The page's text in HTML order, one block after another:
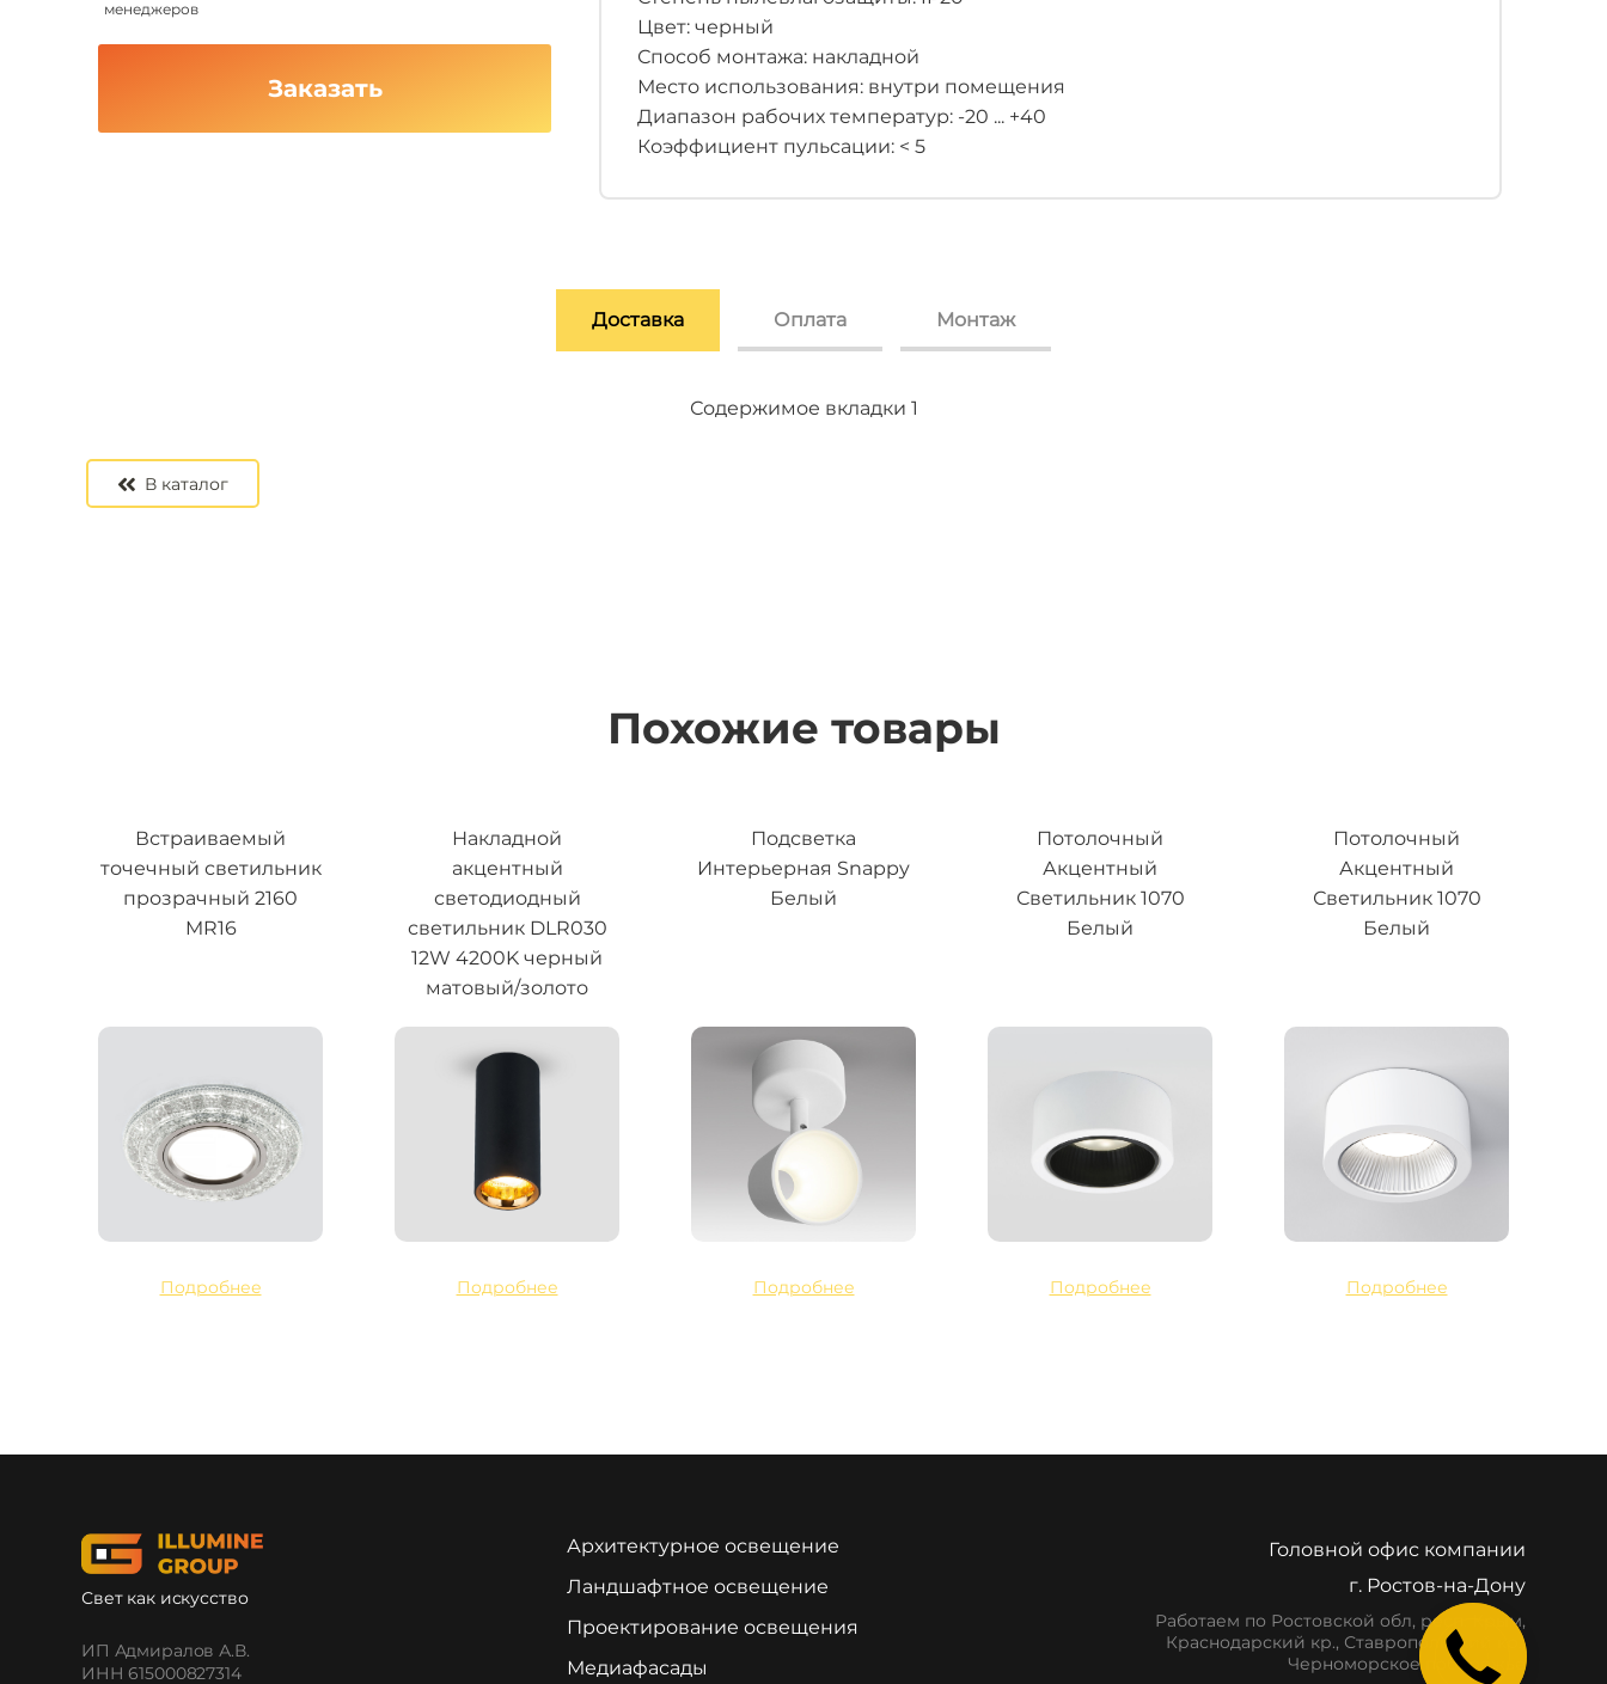
менеджеров
Заказать
Цвет: черный
Способ монтажа: накладной
Место использования: внутри помещения
Диапазон рабочих температур: -20 ... +40
Коэффициент пульсации: < 5
Доставка Оплата Монтаж
Содержимое вкладки 1
Содержимое вкладки 2
Содержимое вкладки 3
В каталог
Похожие товары
Встраиваемый
точечный светильник
прозрачный 2160
MR16
Подробнее
Накладной
акцентный
светодиодный
светильник DLR030
12W 4200K черный
матовый/золото
Подробнее
Подсветка
Интерьерная Snappy
Белый
Подробнее
Потолочный
Акцентный
Светильник 1070
Белый
Подробнее
Потолочный
Акцентный
Светильник 1070
Белый
Подробнее
Свет как искусство
ИП Адмиралов А.В.
ИНН 615000827314
Архитектурное освещение
Ландшафтное освещение
Проектирование освещения
Медиафасады
Головной офис компании
г. Ростов-на-Дону
Работаем по Ростовской обл, респ. Крым,
Краснодарский кр., Ставропольский кр.,
Черноморское побережье